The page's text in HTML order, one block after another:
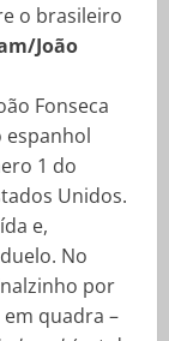
o brasileiro
João
Fonseca
espanhol
1 do
Unidos.
e,
No
por
quadra –